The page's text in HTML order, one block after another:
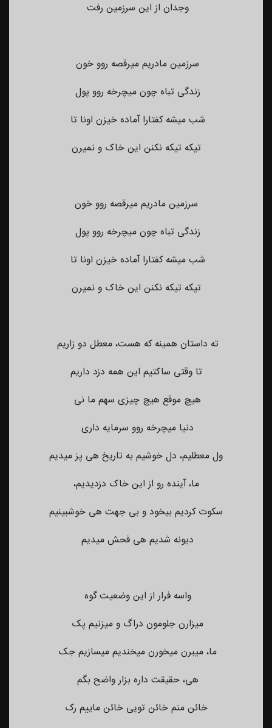
وجدان از این سرزمین رفت
سرزمین مادریم میرقصه روو خون
زندگی تباه چون میچرخه روو پول
شب میشه کفتارا آماده خیزن اونا تا
تیکه تیکه نکنن این خاک و نمیرن
سرزمین مادریم میرقصه روو خون
زندگی تباه چون میچرخه روو پول
شب میشه کفتارا آماده خیزن اونا تا
تیکه تیکه نکنن این خاک و نمیرن
ته داستان همینه که هست، معطل دو زاریم
تا وقتی ساکتیم این همه دزد داریم
هیچ موقع هیچ چیزی سهم ما نی
دنیا میچرخه روو سرمایه داری
ول معطلیم، دل خوشیم به تاریخ هی پز میدیم
ما، آینده رو از این خاک دزدیدیم،
سکوت کردیم بیخود و بی جهت هی خوشبینیم
دیونه شدیم هی فحش میدیم
واسه فرار از این وضعیت گوه
میزارن جلومون دراگ و میزنیم پک
ما، میبرن میخورن میخندیم میسازیم جک
هی، حقیقت داره بزار واضح بگم
خائن منم خائن تویی خائن ماییم رک